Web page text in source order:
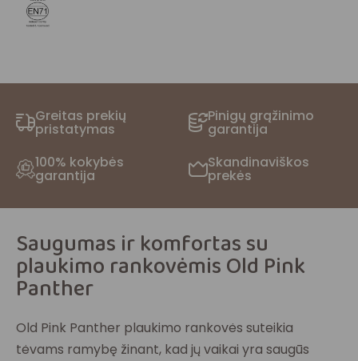
Greitas prekių
pristatymas
Pinigų grąžinimo
garantija
100% kokybės
garantija
Skandinaviškos
prekės
Saugumas ir komfortas su
plaukimo rankovėmis Old Pink
Panther
Old Pink Panther plaukimo rankovės suteikia
tėvams ramybę žinant, kad jų vaikai yra saugūs